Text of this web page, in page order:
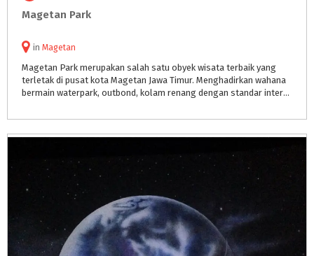
Magetan Park
in Magetan
Magetan Park merupakan salah satu obyek wisata terbaik yang
terletak di pusat kota Magetan Jawa Timur. Menghadirkan wahana
bermain waterpark, outbond, kolam renang dengan standar internasional serta bermacam kuliner khas kota Magetan.